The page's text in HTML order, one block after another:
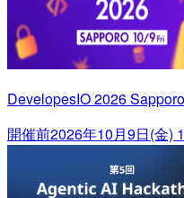
DevelopesIO 2026
開催前2026年10月9日(金)